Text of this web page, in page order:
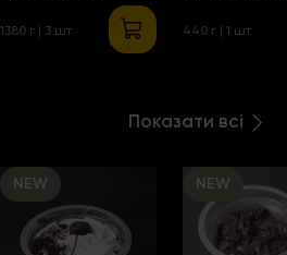
1380 г | 3 шт 440 г | 1 шт
Показати всі
NEW NEW